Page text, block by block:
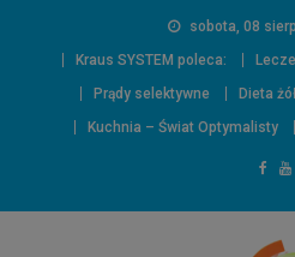
sobota, 08
Kraus SYSTEM poleca:
Prądy selektywne
Dieta
Kuchnia – Świat Optymalisty